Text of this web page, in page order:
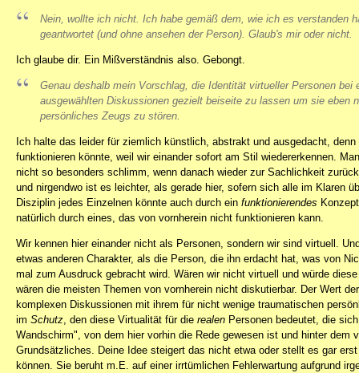
Nein, wollte ich nicht. Ich habe gemäß dem, wie ich es verstanden
geantwortet (und ohne ansehen der Person). Glaub's mir oder nicht.
Ich glaube dir. Ein Mißverständnis also. Gebongt.
Genau deshalb mein Vorschlag, die Identität virtueller Personen bei
ausgewählten Diskussionen gezielt beiseite zu lassen um sie eben
persönliches Zeugs zu stören.
Ich halte das leider für ziemlich künstlich, abstrakt und ausgedacht,
funktionieren könnte, weil wir einander sofort am Stil wiedererkennen.
nicht so besonders schlimm, wenn danach wieder zur Sachlichkeit
und nirgendwo ist es leichter, als gerade hier, sofern sich alle im Klaren
Disziplin jedes Einzelnen könnte auch durch ein funktionierendes
natürlich durch eines, das von vornherein nicht funktionieren kann.
Wir kennen hier einander nicht als Personen, sondern wir sind virtuell.
etwas anderen Charakter, als die Person, die ihn erdacht hat, was von
mal zum Ausdruck gebracht wird. Wären wir nicht virtuell und würde
wären die meisten Themen von vornherein nicht diskutierbar. Der Wert
komplexen Diskussionen mit ihrem für nicht wenige traumatischen
im Schutz, den diese Virtualität für die realen Personen bedeutet, die
Wandschirm", von dem hier vorhin die Rede gewesen ist und hinter dem
Grundsätzliches. Deine Idee steigert das nicht etwa oder stellt es gar
können. Sie beruht m.E. auf einer irrtümlichen Fehlerwartung aufgrund